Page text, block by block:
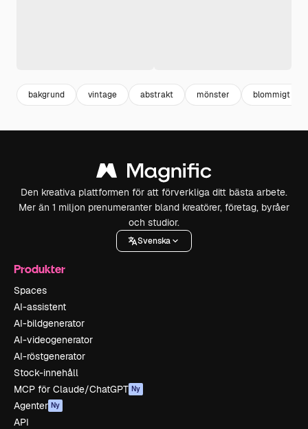
bakgrund vintage abstrakt mönster blommigt
Den kreativa plattformen för att förverkliga ditt bästa arbete.
Mer än 1 miljon prenumeranter bland kreatörer, företag, byråer
och studior.
Svenska
Produkter
Spaces
AI-assistent
AI-bildgenerator
AI-videogenerator
AI-röstgenerator
Stock-innehåll
MCP för Claude/ChatGPT Ny
Agenter Ny
API